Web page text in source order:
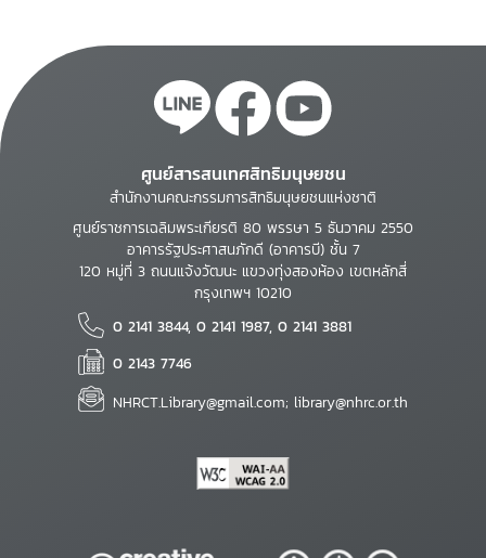
ศูนย์สารสนเทศสิทธิมนุษยชน
สำนักงานคณะกรรมการสิทธิมนุษยชนแห่งชาติ
ศูนย์ราชการเฉลิมพระเกียรติ 80 พรรษา 5 ธันวาคม 2550
อาคารรัฐประศาสนภักดี (อาคารบี) ชั้น 7
120 หมู่ที่ 3 ถนนแจ้งวัฒนะ แขวงทุ่งสองห้อง เขตหลักสี่
กรุงเทพฯ 10210
0 2141 3844, 0 2141 1987, 0 2141 3881
0 2143 7746
NHRCT.Library@gmail.com; library@nhrc.or.th